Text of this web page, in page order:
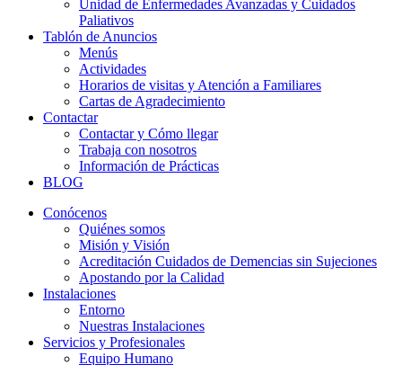
Unidad de Enfermedades Avanzadas y Cuidados
Paliativos
Tablón de Anuncios
Menús
Actividades
Horarios de visitas y Atención a Familiares
Cartas de Agradecimiento
Contactar
Contactar y Cómo llegar
Trabaja con nosotros
Información de Prácticas
BLOG
Conócenos
Quiénes somos
Misión y Visión
Acreditación Cuidados de Demencias sin Sujeciones
Apostando por la Calidad
Instalaciones
Entorno
Nuestras Instalaciones
Servicios y Profesionales
Equipo Humano